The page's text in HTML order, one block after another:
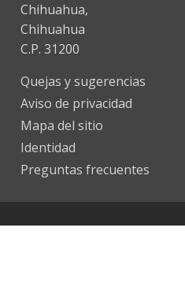
Chihuahua,
Chihuahua
C.P. 31200
Quejas y sugerencias
Aviso de privacidad
Mapa del sitio
Identidad
Preguntas frecuentes